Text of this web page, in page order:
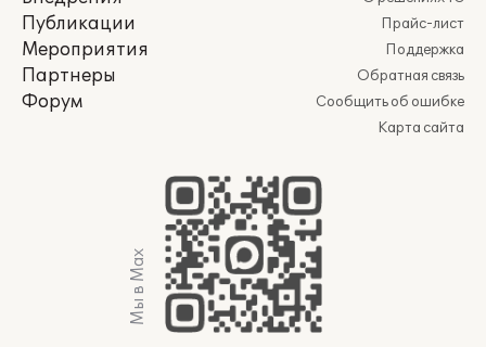
Публикации
Мероприятия
Партнеры
Форум
Прайс-лист
Поддержка
Обратная связь
Сообщить об ошибке
Карта сайта
Мы в Max